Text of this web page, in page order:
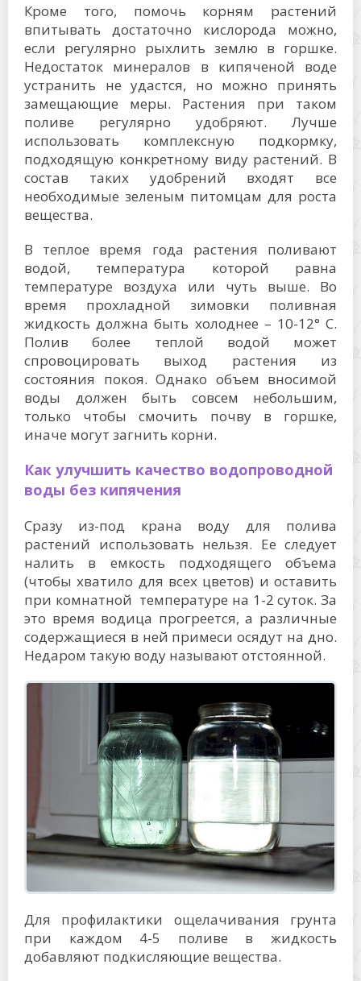
Кроме того, помочь корням растений
впитывать достаточно кислорода можно,
если регулярно рыхлить землю в горшке.
Недостаток минералов в кипяченой воде
устранить не удастся, но можно принять
замещающие меры. Растения при таком
поливе регулярно удобряют. Лучше
использовать комплексную подкормку,
подходящую конкретному виду растений. В
состав таких удобрений входят все
необходимые зеленым питомцам для роста
вещества.
В теплое время года растения поливают
водой, температура которой равна
температуре воздуха или чуть выше. Во
время прохладной зимовки поливная
жидкость должна быть холоднее – 10-12° C.
Полив более теплой водой может
спровоцировать выход растения из
состояния покоя. Однако объем вносимой
воды должен быть совсем небольшим,
только чтобы смочить почву в горшке,
иначе могут загнить корни.
Как улучшить качество водопроводной
воды без кипячения
Сразу из-под крана воду для полива
растений использовать нельзя. Ее следует
налить в емкость подходящего объема
(чтобы хватило для всех цветов) и оставить
при комнатной температуре на 1-2 суток. За
это время водица прогреется, а различные
содержащиеся в ней примеси осядут на дно.
Недаром такую воду называют отстоянной.
Для профилактики ощелачивания грунта
при каждом 4-5 поливе в жидкость
добавляют подкисляющие вещества.